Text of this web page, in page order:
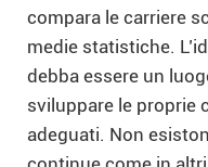
compara le carriere
medie statistiche.
debba essere un
sviluppare le proprie
adeguati. Non